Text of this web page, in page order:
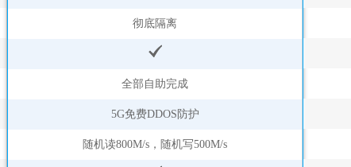
彻底隔离
全部自助完成
5G免费DDOS防护
随机读800M/s，随机写500M/s